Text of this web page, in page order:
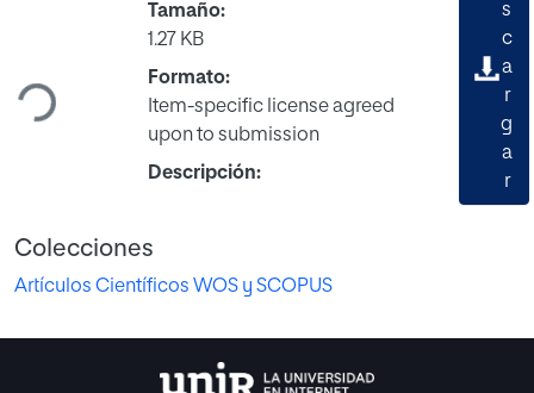
Cargando...
Tamaño:
1.27 KB
Formato:
Item-specific license agreed
upon to submission
Descripción:
s
c
a
r
g
a
r
Colecciones
Artículos Científicos WOS y SCOPUS